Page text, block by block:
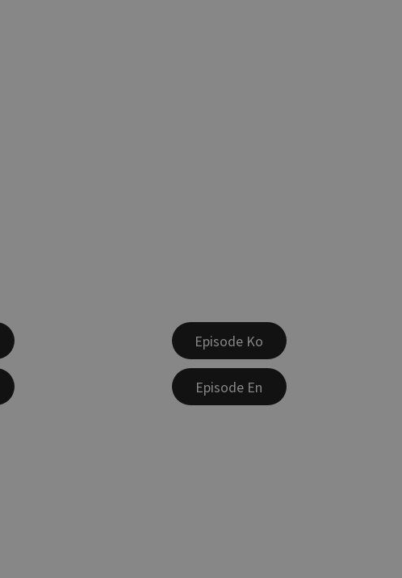
Episode Ko
Episode En